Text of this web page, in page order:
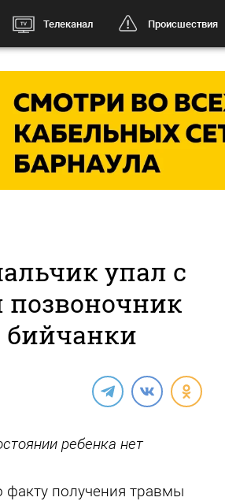
Телеканал Происшествия
упал с
бийчанки
ребенка нет
факту получения травмы